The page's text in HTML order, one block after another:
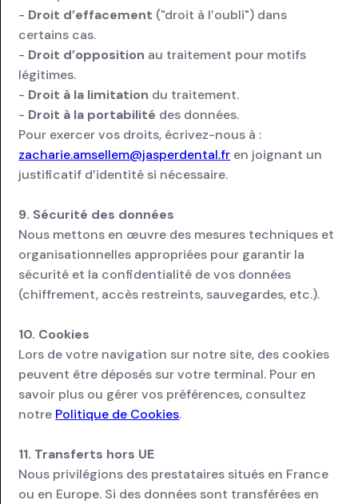
- Droit d’effacement ("droit à l’oubli") dans
certains cas.
- Droit d’opposition au traitement pour motifs
légitimes.
- Droit à la limitation du traitement.
- Droit à la portabilité des données.
Pour exercer vos droits, écrivez-nous à :
zacharie.amsellem@jasperdental.fr en joignant un
justificatif d’identité si nécessaire.
9. Sécurité des données
Nous mettons en œuvre des mesures techniques et
organisationnelles appropriées pour garantir la
sécurité et la confidentialité de vos données
(chiffrement, accès restreints, sauvegardes, etc.).
10. Cookies
Lors de votre navigation sur notre site, des cookies
peuvent être déposés sur votre terminal. Pour en
savoir plus ou gérer vos préférences, consultez
notre Politique de Cookies.
11. Transferts hors UE
Nous privilégions des prestataires situés en France
ou en Europe. Si des données sont transférées en